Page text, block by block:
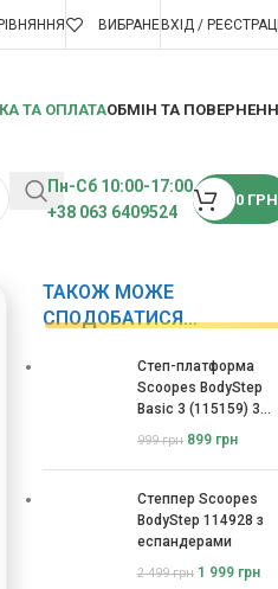
ВИБРАНЕВХІД /
ТА ОПЛАТАОБМІН ТА
Пн-Сб 10:00-17:00
+38 063 6409524
0 ГРН
ТАКОЖ МОЖЕ
СПОДОБАТИСЯ…
Степ-платформа
Scoopes BodyStep
Basic 3 (115159) 3
999грн 899 грн
Степпер Scoopes
BodyStep 114928 з
еспандерами
2 499грн 1 999 грн